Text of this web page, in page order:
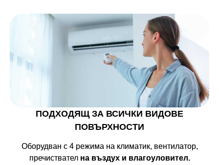
ПОДХОДЯЩ ЗА ВСИЧКИ ВИДОВЕ
ПОВЪРХНОСТИ
Оборудван с 4 режима на климатик, вентилатор,
пречиствател на въздух и влагоуловител.